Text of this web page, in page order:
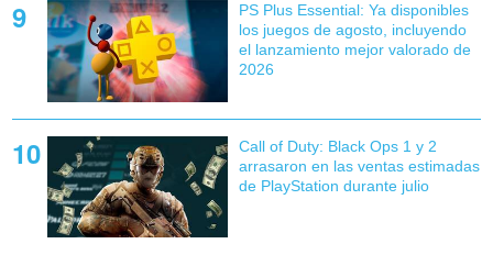
PS Plus Essential: Ya disponibles
los juegos de agosto, incluyendo
el lanzamiento mejor valorado de
2026
Call of Duty: Black Ops 1 y 2
arrasaron en las ventas estimadas
de PlayStation durante julio